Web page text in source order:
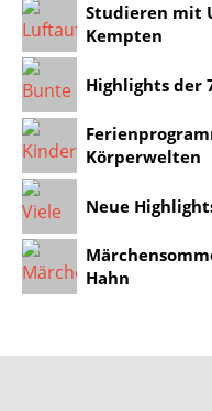
Studieren mit
Kempten
Highlights der
Körperwelten
Neue
Hahn